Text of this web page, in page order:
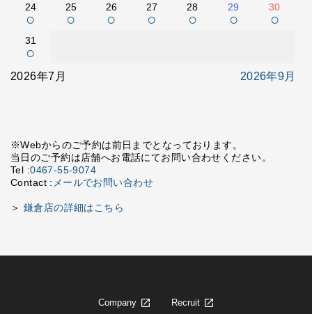
24
○
25
○
26
○
27
○
28
○
29
○
30
○
31
○
2026年7月 2026年9月
※Webからのご予約は前日までとなっております。
当日のご予約は店舗へお電話にてお問い合わせください。
Tel :0467-55-9074
Contact : メールでお問い合わせ
＞ 鎌倉店の詳細はこちら
Company Recruit